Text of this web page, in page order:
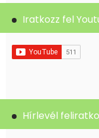
Iratkozz fel
Hírlevél